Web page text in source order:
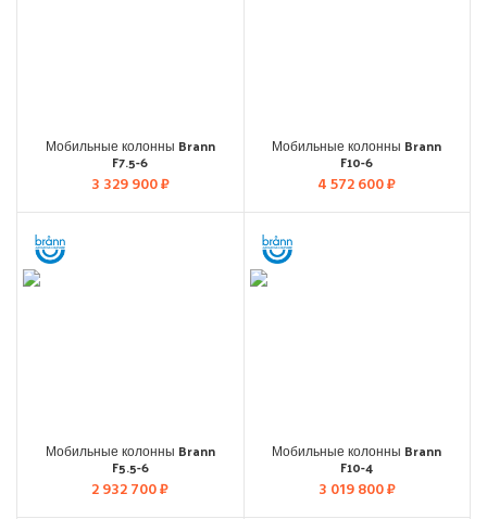
Мобильные колонны Brann
F7.5-6
3 329 900₽
Мобильные колонны Brann
F10-6
4 572 600₽
Мобильные колонны Brann
F5.5-6
2 932 700₽
Мобильные колонны Brann
F10-4
3 019 800₽